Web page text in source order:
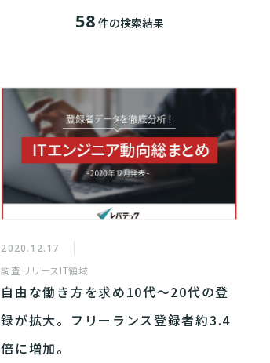
58 件の検索結果
2020.12.17
調査リリースIT領域
自由な働き方を求め10代～20代の登
録が拡大。フリーランス登録者約3.4
倍に増加。